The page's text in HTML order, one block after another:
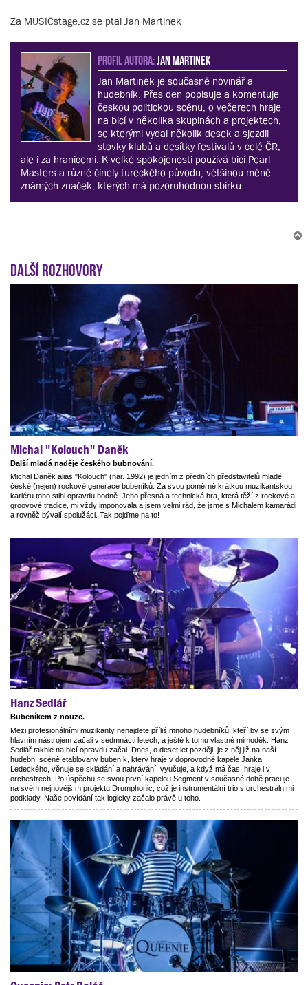
Za MUSICstage.cz se ptal Jan Martinek
PROFIL AUTORA: Jan Martinek
Jan Martinek je současně novinář a
hudebník. Přes den popisuje a komentuje
českou politickou scénu, o večerech hraje
na bicí v několika skupinách a projektech,
se kterými vydal několik desek a sjezdil
stovky klubů a desítky festivalů v celé ČR,
ale i za hranicemi. K velké spokojenosti používá bicí Pearl
Masters a různé činely tureckého původu, většinou méně
známých značek, kterých má pozoruhodnou sbírku.
Další rozhovory
Michal "Kolouch" Daněk
Další mladá naděje českého bubnování.
Michal Daněk alias "Kolouch" (nar. 1992) je jedním z předních představitelů mladé
české (nejen) rockové generace bubeníků. Za svou poměrně krátkou muzikantskou
kariéru toho stihl opravdu hodně. Jeho přesná a technická hra, která těží z rockové a
groovové tradice, mi vždy imponovala a jsem velmi rád, že jsme s Michalem kamarádi
a rovněž bývalí spolužáci. Tak pojďme na to!
Hanz Sedlář
Bubeníkem z nouze.
Mezi profesionálními muzikanty nenajdete příliš mnoho hudebníků, kteří by se svým
hlavním nástrojem začali v sedmnácti letech, a ještě k tomu vlastně mimoděk. Hanz
Sedlář takhle na bicí opravdu začal. Dnes, o deset let později, je z něj již na naší
hudební scéně etablovaný bubeník, který hraje v doprovodné kapele Janka
Ledeckého, věnuje se skládání a nahrávání, vyučuje, a když má čas, hraje i v
orchestrech. Po úspěchu se svou první kapelou Segment v současné době pracuje
na svém nejnovějším projektu Drumphonic, což je instrumentální trio s orchestrálními
podklady. Naše povídání tak logicky začalo právě u toho.